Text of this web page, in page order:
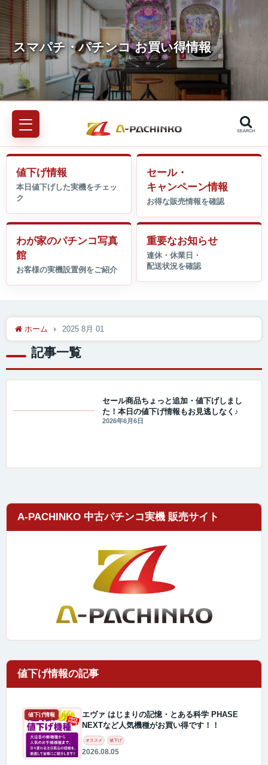
SEARCH
値下げ情報
セール・
キャンペーン情報
わが家のパチンコ写真
館
重要なお知らせ
ホーム 2025 8月 01
記事一覧
セール商品ちょっと追加・値下げしまし
た！本日の値下げ情報もお見逃しなく♪
2026年6月6日
A-PACHINKO 中古パチンコ実機 販売サイト
値下げ情報
エヴァ はじまりの記憶・とある科学 PHASE
NEXTなど人気機種がお買い得です！！
オススメ 値下げ
2026.08.05